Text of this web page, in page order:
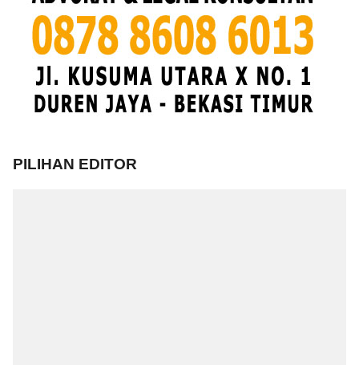
PILIHAN EDITOR